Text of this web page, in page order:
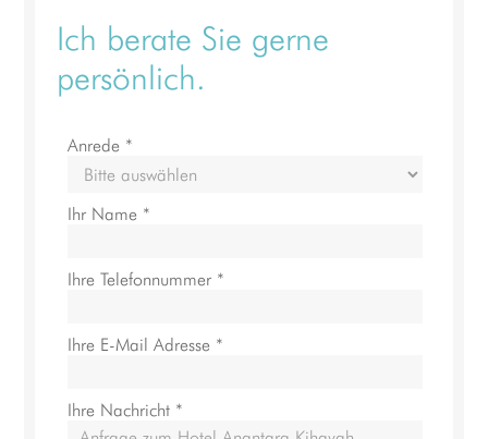
Ich berate Sie gerne
persönlich.
Anrede *
Ihr Name *
Ihre Telefonnummer *
Ihre E-Mail Adresse *
Ihre Nachricht *